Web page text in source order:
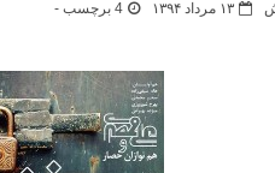
۱۳ مرداد ۱۳۹۴ 4 برچسب -